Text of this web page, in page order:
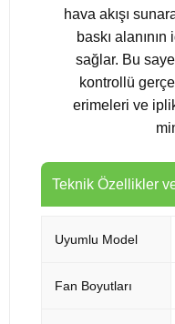
hava akışı
baskı alanının
sağlar. Bu
kontrollü
erimeleri ve
Teknik Özellikler
Uyumlu Model
Fan Boyutları